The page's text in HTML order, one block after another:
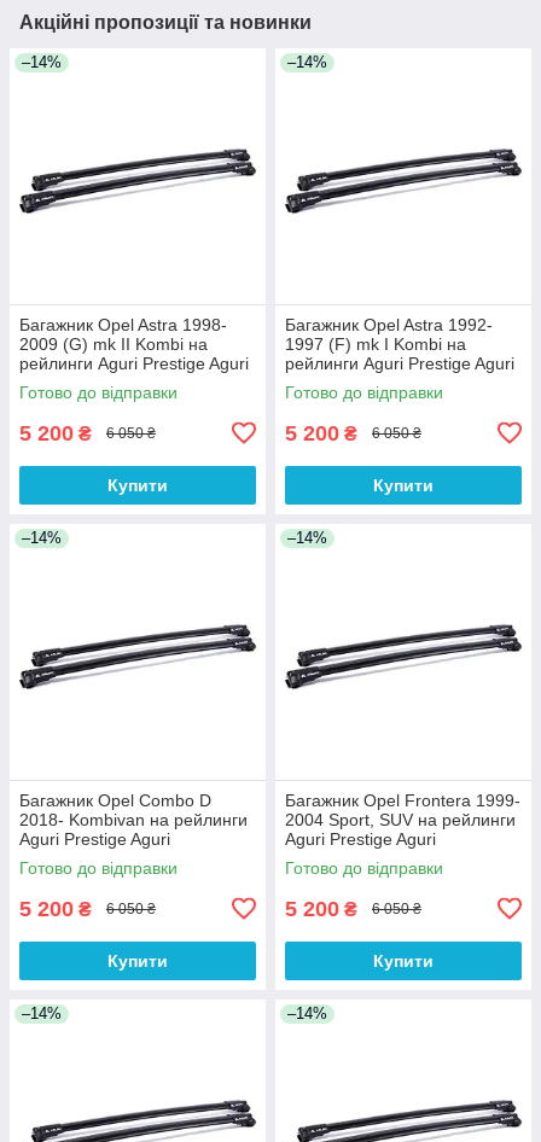
Акційні пропозиції та новинки
–14%
Багажник Opel Astra 1998-
2009 (G) mk II Kombi на
рейлинги Aguri Prestige Aguri
Готово до відправки
5 200 ₴ 6 050 ₴
Купити
–14%
Багажник Opel Astra 1992-
1997 (F) mk I Kombi на
рейлинги Aguri Prestige Aguri
Готово до відправки
5 200 ₴ 6 050 ₴
Купити
–14%
Багажник Opel Combo D
2018- Kombivan на рейлинги
Aguri Prestige Aguri
Готово до відправки
5 200 ₴ 6 050 ₴
Купити
–14%
Багажник Opel Frontera 1999-
2004 Sport, SUV на рейлинги
Aguri Prestige Aguri
Готово до відправки
5 200 ₴ 6 050 ₴
Купити
–14% –14%